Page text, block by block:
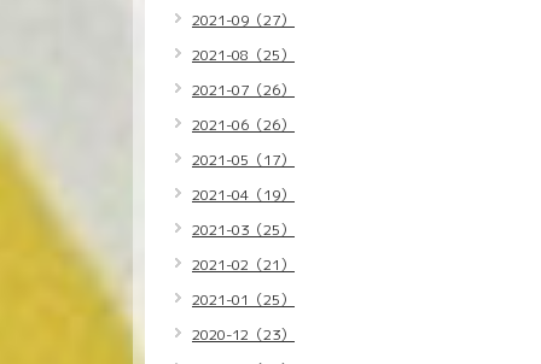
2021-09（27）
2021-08（25）
2021-07（26）
2021-06（26）
2021-05（17）
2021-04（19）
2021-03（25）
2021-02（21）
2021-01（25）
2020-12（23）